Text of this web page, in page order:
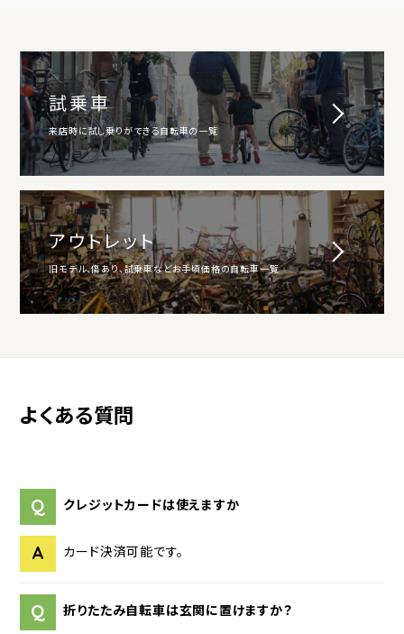
試乗車
来店時に試し乗りができる自転車の一覧
アウトレット
旧モデル、傷あり、試乗車などお手頃価格の自転車一覧
よくある質問
Q クレジットカードは使えますか
A カード決済可能です。
Q 折りたたみ自転車は玄関に置けますか？